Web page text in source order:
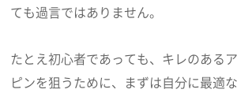
ても過言ではありません。
たとえ初心者であっても、キレのある
ピンを狙うために、まずは自分に最適